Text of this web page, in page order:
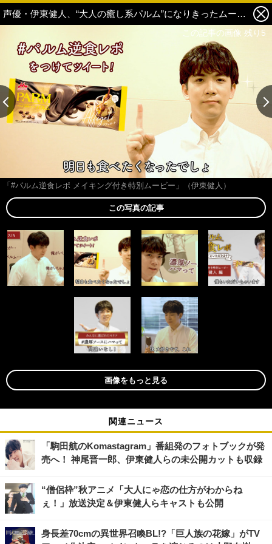
声優・伊東健人、“大人の癒し系パルム”になりきったムービー公開「癒してあげたいと思います」ウインクシーンも収録♪ 2枚目の写真・画像
「#パルム逆食レポ メイキング付き特別ムービー」（伊東健人）
この写真の記事
画像をもっと見る
関連ニュース
「駒田航のKomastagram」番組発のフォトブックが発
売へ！ 神尾晋一郎、伊東健人らの未公開カットも収録
“僧侶枠”秋アニメ「大人にゃ恋の仕方がわからね
ぇ！」放送決定＆伊東健人らキャストも公開
身長差70cmの異世界召喚BL!?「巨人族の花嫁」がTV
この記事の画像 残り5